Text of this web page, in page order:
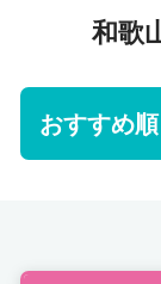
和歌
おすすめ順